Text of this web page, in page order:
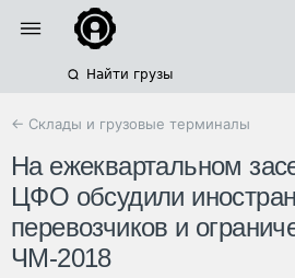
Найти грузы
← Склады и грузовые терминалы
На ежеквартальном
ЦФО обсудили
перевозчиков и
ЧМ-2018